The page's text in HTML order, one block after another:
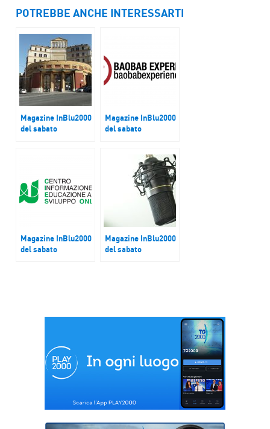
POTREBBE ANCHE INTERESSARTI
Magazine InBlu2000
del sabato
Magazine InBlu2000
del sabato
Magazine InBlu2000
del sabato
Magazine InBlu2000
del sabato